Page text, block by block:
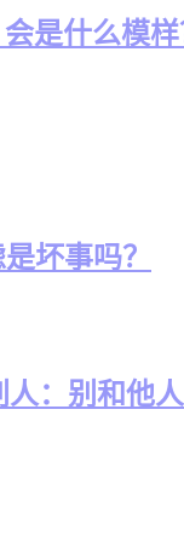
是什么模样
坏事吗？
：别和他